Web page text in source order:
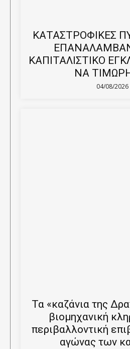
ΚΑΤΑΣΤΡΟΦΙΚΕΣ
ΚΑΠΙΤΑΛΙΣΤΙΚΟ
ΝΑ
04/08/2026
Τα «καζάνια της
βιομηχανική
περιβαλλοντική
αγώνας των